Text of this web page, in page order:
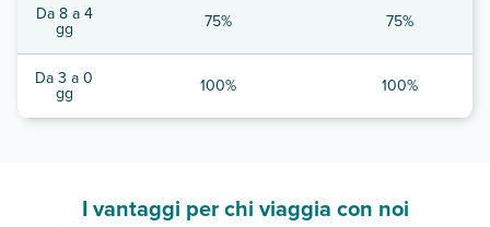
Da 8 a 4
gg 75% 75%
Da 3 a 0
gg 100% 100%
I vantaggi per chi viaggia con noi